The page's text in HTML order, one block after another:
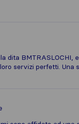
dita BMTRASLOCHI,
servizi perfetti. Una